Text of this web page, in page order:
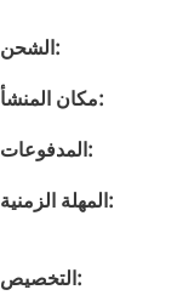
الشحن:
مكان المنشأ:
المدفوعات:
المهلة الزمنية:
التخصيص: